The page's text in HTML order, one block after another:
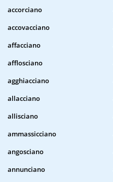
accorciano
accovacciano
affacciano
afflosciano
agghiacciano
allacciano
allisciano
ammassicciano
angosciano
annunciano